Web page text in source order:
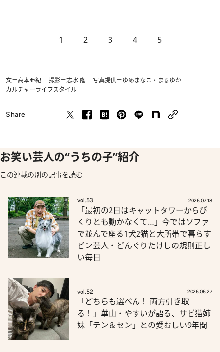
1 2 3 4 5
文＝高本亜紀 撮影＝志水 隆 写真提供＝ゆめまなこ・まるゆか
カルチャーライフスタイル
Share
お笑い芸人の“うちの子”紹介
この連載の別の記事を読む
vol.53 2026.07.18
「最初の2日はキャットタワーからぴ
くりとも動かなくて…」今ではソファ
で並んで座る1犬2猫と大所帯で暮らす
ピン芸人・どんぐりたけしの規則正し
い毎日
vol.52 2026.06.27
「どちらも選べん！ 両方引き取
る！」華山・やすいが語る、サビ猫姉
妹「テン＆セン」との愛おしい9年間